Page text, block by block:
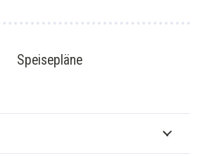
Speisepläne